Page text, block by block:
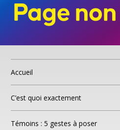
Témoins : 5 gestes à poser
Des ressources pour vous
Page
Accueil
C’est quoi exactement
Témoins : 5 gestes à poser